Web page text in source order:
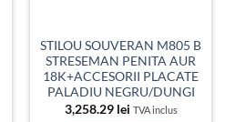
STILOU SOUVERAN M805 B
STRESEMAN PENITA AUR
18K+ACCESORII PLACATE
PALADIU NEGRU/DUNGI
3,258.29 lei TVA inclus